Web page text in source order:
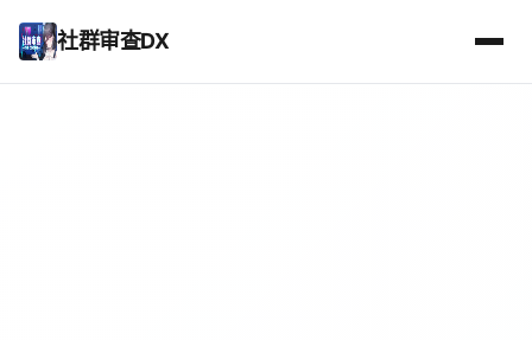
社群审查DX